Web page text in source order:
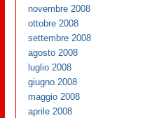
novembre 2008
ottobre 2008
settembre 2008
agosto 2008
luglio 2008
giugno 2008
maggio 2008
aprile 2008